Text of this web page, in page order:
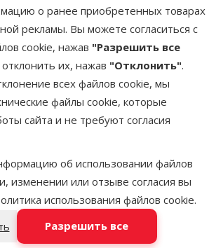
о ранее приобретенных товарах
рекламы. Вы можете согласиться с
cookie, нажав "Разрешить все
их, нажав "Отклонить".
всех файлов cookie, мы
файлы cookie, которые
сайта и не требуют согласия
об использовании файлов
изменении или отзыве согласия вы
использования файлов cookie.
Разрешить все
Цена
2,49 €
В наличии
Пещера,
Оценка 0%
Цена
8,99 €
В наличии